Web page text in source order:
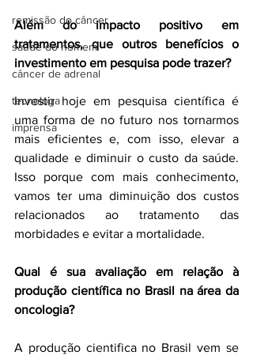
remissão do câncer
saúde do homem
câncer de adrenal
tecnologa
imprensa
Além do impacto positivo em
tratamentos, que outros benefícios o
investimento em pesquisa pode trazer?
Investir hoje em pesquisa científica é
uma forma de no futuro nos tornarmos
mais eficientes e, com isso, elevar a
qualidade e diminuir o custo da saúde.
Isso porque com mais conhecimento,
vamos ter uma diminuição dos custos
relacionados ao tratamento das
morbidades e evitar a mortalidade.
Qual é sua avaliação em relação à
produção científica no Brasil na área da
oncologia?
A produção cientifica no Brasil vem se